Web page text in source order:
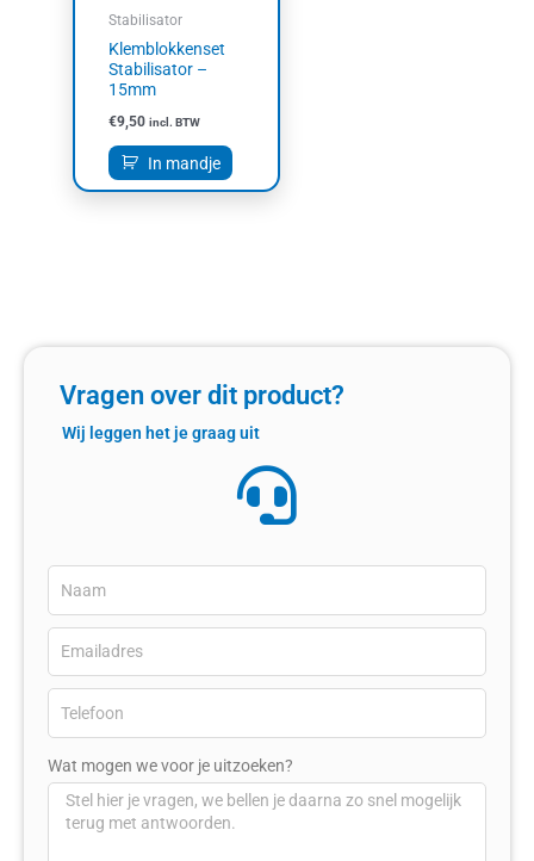
Stabilisator
Klemblokkenset
Stabilisator –
15mm
€9,50 incl. BTW
In mandje
Vragen over dit product?
Wij leggen het je graag uit
Wat mogen we voor je uitzoeken?